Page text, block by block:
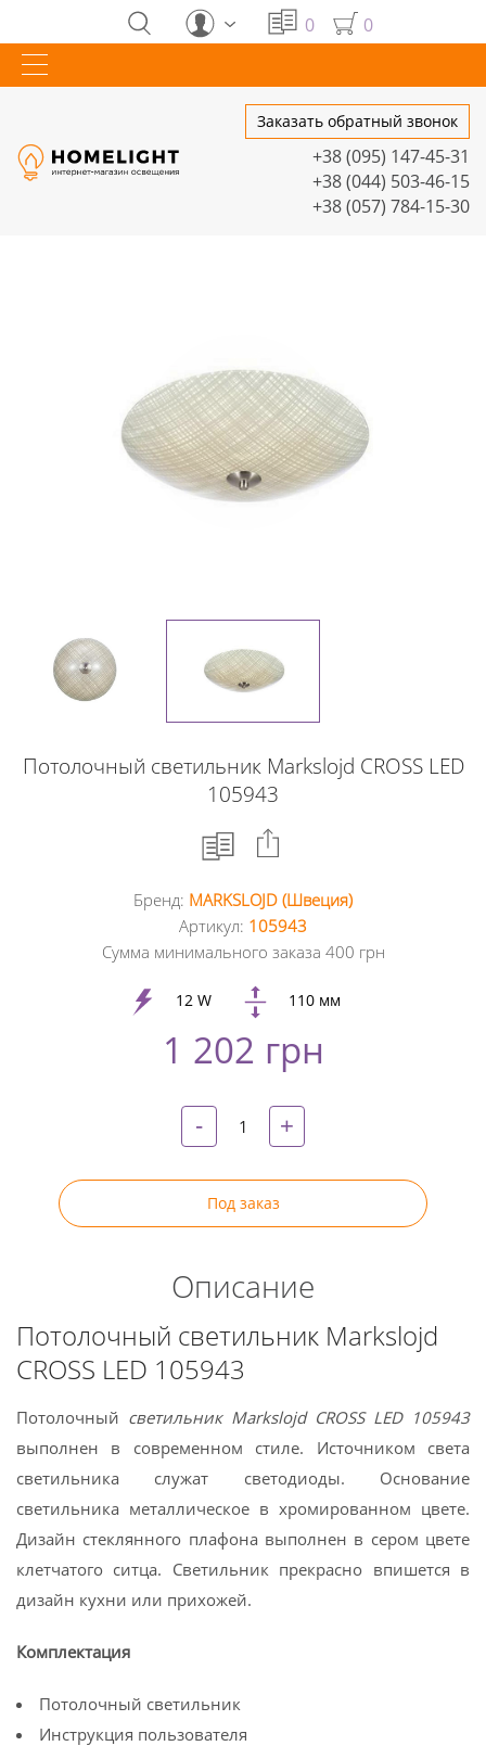
0 0
Заказать обратный звонок
+38 (095) 147-45-31
+38 (044) 503-46-15
+38 (057) 784-15-30
Потолочный светильник Markslojd CROSS LED
105943
Facebook
Twitter
Pinterest
Бренд: MARKSLOJD (Швеция)
Артикул: 105943
Сумма минимального заказа 400 грн
12 W 110 мм
1 202 грн
- +
Под заказ
Описание
Потолочный светильник Markslojd
CROSS LED 105943
Потолочный светильник Markslojd CROSS LED 105943
выполнен в современном стиле. Источником света
светильника служат светодиоды. Основание
светильника металлическое в хромированном цвете.
Дизайн стеклянного плафона выполнен в сером цвете
клетчатого ситца. Светильник прекрасно впишется в
дизайн кухни или прихожей.
Комплектация
Потолочный светильник
Инструкция пользователя